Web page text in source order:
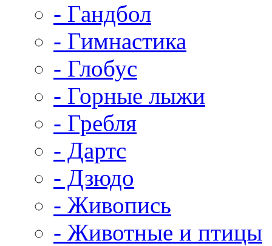
- Гандбол
- Гимнастика
- Глобус
- Горные лыжи
- Гребля
- Дартс
- Дзюдо
- Живопись
- Животные и птицы